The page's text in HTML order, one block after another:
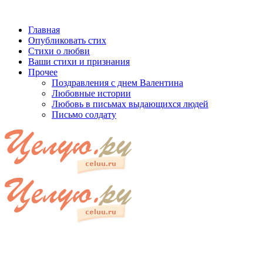
Главная
Опубликовать стих
Стихи о любви
Ваши стихи и признания
Прочее
Поздравления с днем Валентина
Любовные истории
Любовь в письмах выдающихся людей
Письмо солдату